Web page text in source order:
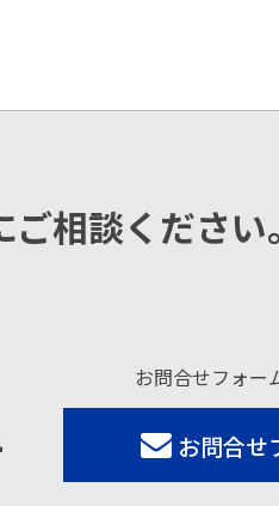
相談ください。
お問合せフォー
お問合せ